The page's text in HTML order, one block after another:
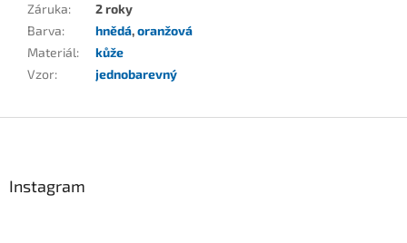
Záruka:
2 roky
Barva: hnědá,oranžová
Materiál:
kůže
Vzor: jednobarevný
Instagram